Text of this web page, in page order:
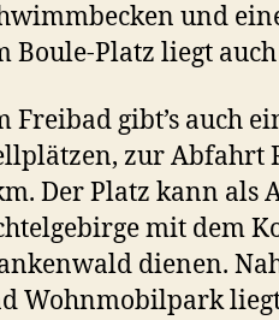
und
Boule-Platz liegt
Freibad gibt’s auch
zur Abfahrt
Der Platz kann als
mit dem
dienen.
Wohnmobilpark